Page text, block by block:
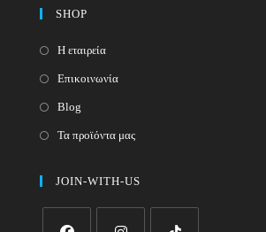
SHOP
Η εταιρεία
Επικοινωνία
Blog
Τα προϊόντα μας
JOIN-WITH-US